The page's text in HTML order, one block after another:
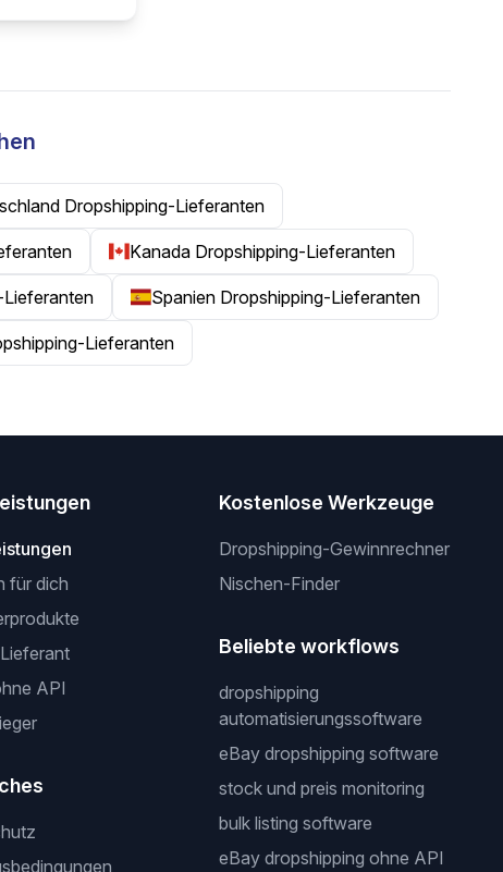
Dropshipping-Lieferanten
Kanada Dropshipping-Lieferanten
Spanien Dropshipping-Lieferanten
Lieferanten
für dich
API
Kostenlose Werkzeuge
Dropshipping-Gewinnrechner
Nischen-Finder
Beliebte workflows
dropshipping
automatisierungssoftware
eBay dropshipping software
stock und preis monitoring
bulk listing software
eBay dropshipping ohne API